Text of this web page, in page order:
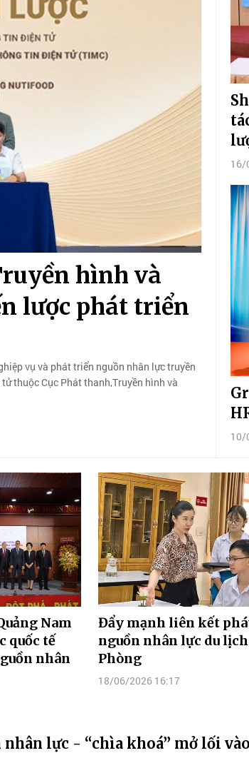
hình và
lược phát triển
vụ và phát triển nguồn nhân lực truyền
thuộc Cục Phát thanh,Truyền hình và
16/
10/
Nam
quốc tế
nhân
Đẩy mạnh liên kết
nguồn nhân lực du
Phòng
18/06/2026 16:17
lực - “chìa khoá” mở lối